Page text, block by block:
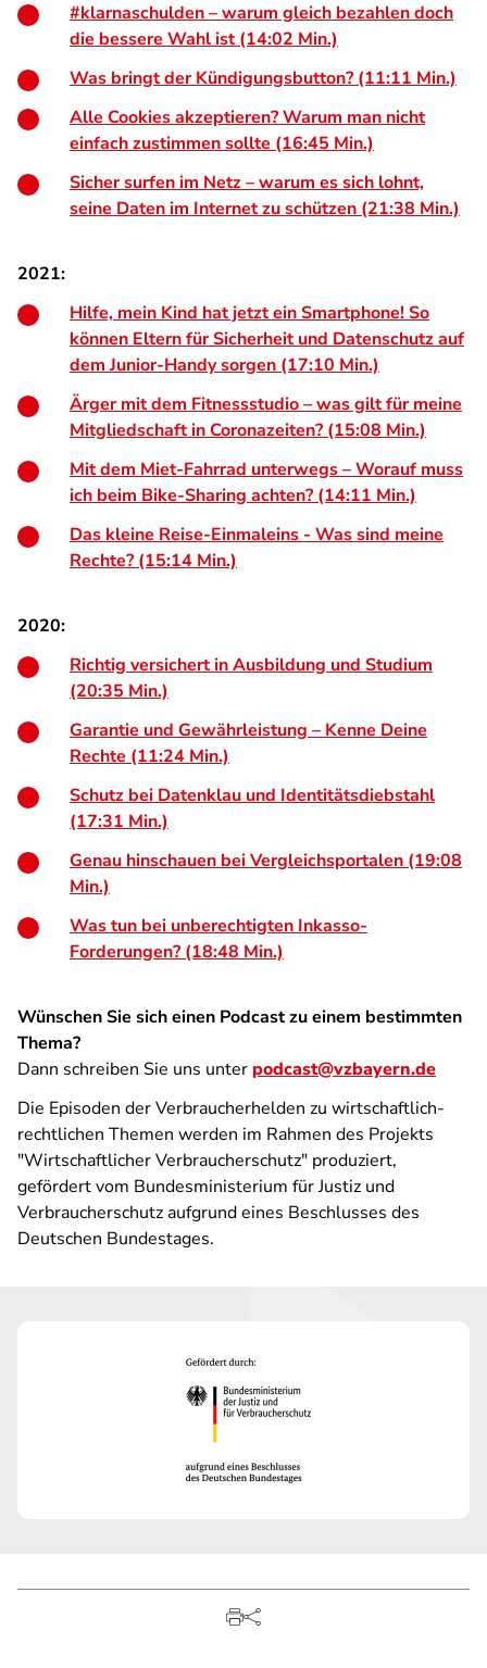
#klarnaschulden – warum gleich bezahlen doch
die bessere Wahl ist (14:02 Min.)
Was bringt der Kündigungsbutton? (11:11 Min.)
Alle Cookies akzeptieren? Warum man nicht
einfach zustimmen sollte (16:45 Min.)
Sicher surfen im Netz – warum es sich lohnt,
seine Daten im Internet zu schützen (21:38 Min.)
2021:
Hilfe, mein Kind hat jetzt ein Smartphone! So
können Eltern für Sicherheit und Datenschutz auf
dem Junior-Handy sorgen (17:10 Min.)
Ärger mit dem Fitnessstudio – was gilt für meine
Mitgliedschaft in Coronazeiten? (15:08 Min.)
Mit dem Miet-Fahrrad unterwegs – Worauf muss
ich beim Bike-Sharing achten? (14:11 Min.)
Das kleine Reise-Einmaleins - Was sind meine
Rechte? (15:14 Min.)
2020:
Richtig versichert in Ausbildung und Studium
(20:35 Min.)
Garantie und Gewährleistung – Kenne Deine
Rechte (11:24 Min.)
Schutz bei Datenklau und Identitätsdiebstahl
(17:31 Min.)
Genau hinschauen bei Vergleichsportalen (19:08
Min.)
Was tun bei unberechtigten Inkasso-
Forderungen? (18:48 Min.)
Wünschen Sie sich einen Podcast zu einem bestimmten
Thema?
Dann schreiben Sie uns unter podcast@vzbayern.de
Die Episoden der Verbraucherhelden zu wirtschaftlich-
rechtlichen Themen werden im Rahmen des Projekts
"Wirtschaftlicher Verbraucherschutz" produziert,
gefördert vom Bundesministerium für Justiz und
Verbraucherschutz aufgrund eines Beschlusses des
Deutschen Bundestages.